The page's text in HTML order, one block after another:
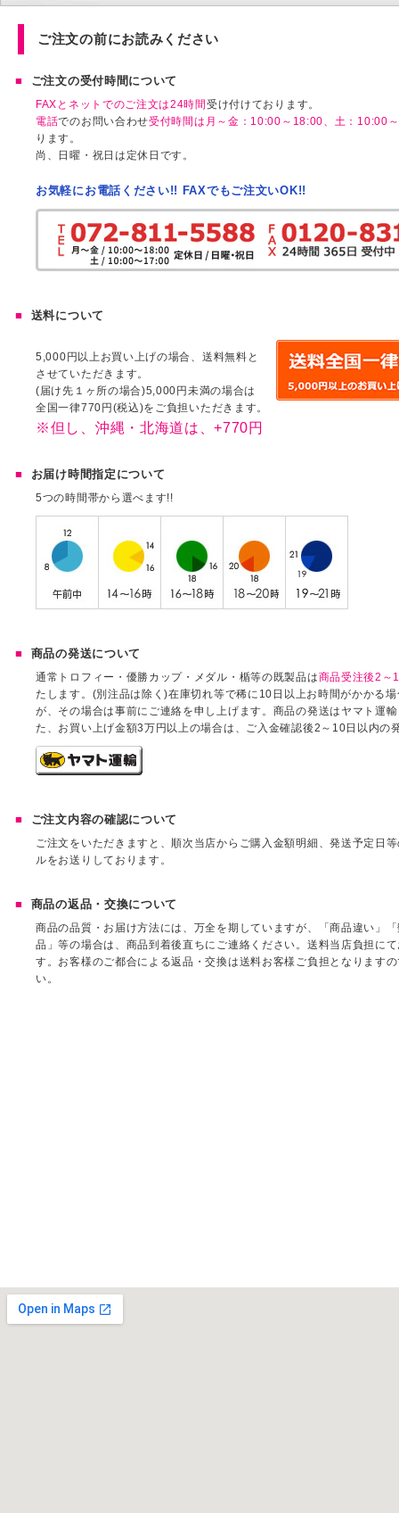
ご注文の前にお読みください
ご注文の受付時間について
FAXとネットでのご注文は24時間受け付けております。
電話でのお問い合わせ受付時間は月～金：10:00～18:00、土：10:00
ります。
尚、日曜・祝日は定休日です。
お気軽にお電話ください!! FAXでもご注文いOK!!
送料について
5,000円以上お買い上げの場合、送料無料と
させていただきます。
(届け先１ヶ所の場合)5,000円未満の場合は
全国一律770円(税込)をご負担いただきます。
※但し、沖縄・北海道は、+770円
お届け時間指定について
5つの時間帯から選べます!!
商品の発送について
通常トロフィー・優勝カップ・メダル・楯等の既製品は商品受注後2～
たします。(別注品は除く)在庫切れ等で稀に10日以上お時間がかかる
が、その場合は事前にご連絡を申し上げます。商品の発送はヤマト運
た、お買い上げ金額3万円以上の場合は、ご入金確認後2～10日以内の
ご注文内容の確認について
ご注文をいただきますと、順次当店からご購入金額明細、発送予定日
ルをお送りしております。
商品の返品・交換について
商品の品質・お届け方法には、万全を期していますが、「商品違い」
品」等の場合は、商品到着後直ちにご連絡ください。送料当店負担に
す。お客様のご都合による返品・交換は送料お客様ご負担となります
い。